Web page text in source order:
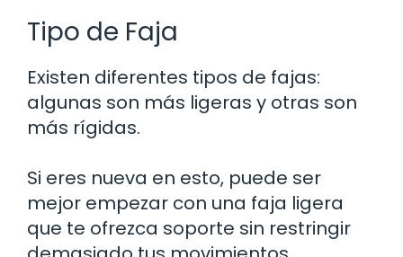
Tipo de Faja
Existen diferentes tipos de fajas:
algunas son más ligeras y otras son
más rígidas.
Si eres nueva en esto, puede ser
mejor empezar con una faja ligera
que te ofrezca soporte sin restringir